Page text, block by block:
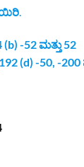
.
(b) -52 ಮತ್ತು 52
(d) -50, -200